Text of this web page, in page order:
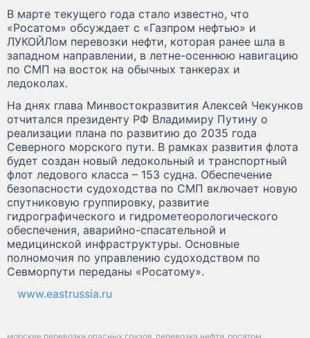
В марте текущего года стало известно, что
«Росатом» обсуждает с «Газпром нефтью» и
ЛУКОЙЛом перевозки нефти, которая ранее шла в
западном направлении, в летне-осеннюю навигацию
по СМП на восток на обычных танкерах и
ледоколах.
На днях глава Минвостокразвития Алексей Чекунков
отчитался президенту РФ Владимиру Путину о
реализации плана по развитию до 2035 года
Северного морского пути. В рамках развития флота
будет создан новый ледокольный и транспортный
флот ледового класса – 153 судна. Обеспечение
безопасности судоходства по СМП включает новую
спутниковую группировку, развитие
гидрографического и гидрометеорологического
обеспечения, аварийно-спасательной и
медицинской инфраструктуры. Основные
полномочия по управлению судоходством по
Севморпути переданы «Росатому».
www.eastrussia.ru